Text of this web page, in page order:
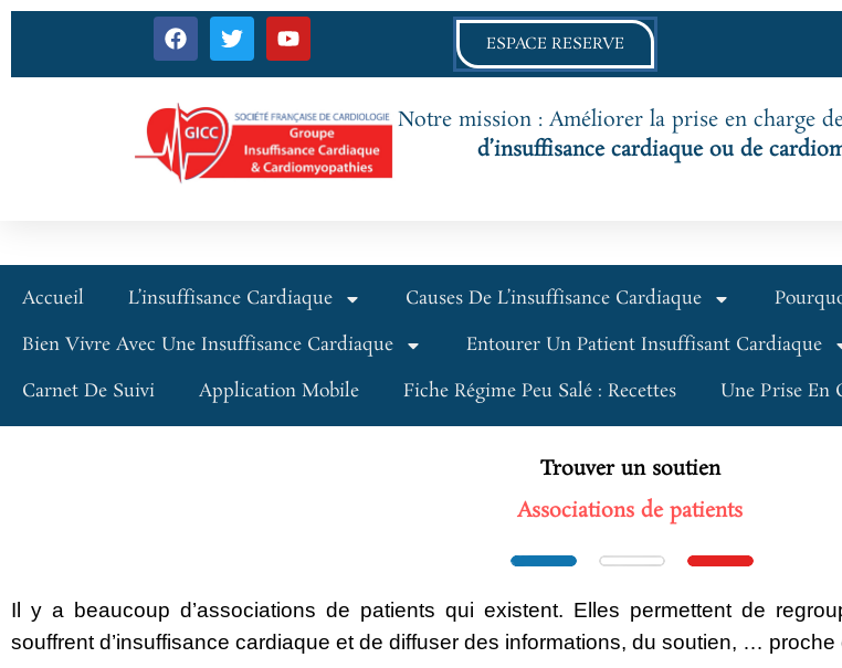
ESPACE RESERVE
Notre mission : Améliorer la prise en charge
d’insuffisance cardiaque ou de
Accueil L’insuffisance Cardiaque Causes De L’insuffisance Cardiaque
Bien Vivre Avec Une Insuffisance Cardiaque
Entourer Un Patient Insuffisant Cardiaque
Carnet De Suivi
Application Mobile Fiche Régime Peu Salé : Recettes Une Prise En
Trouver un soutien
Associations de patients
Il y a beaucoup d’associations de patients qui existent. Elles permettent de
souffrent d’insuffisance cardiaque et de diffuser des informations, du soutien, … proche